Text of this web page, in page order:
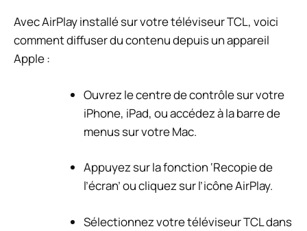
Avec AirPlay installé sur votre téléviseur TCL, voici
comment diffuser du contenu depuis un appareil
Apple :
Ouvrez le centre de contrôle sur votre
iPhone, iPad, ou accédez à la barre de
menus sur votre Mac.
Appuyez sur la fonction ‘Recopie de
l’écran’ ou cliquez sur l’icône AirPlay.
Sélectionnez votre téléviseur TCL dans